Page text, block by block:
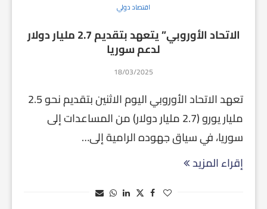
اقتصاد دولي
الاتحاد الأوروبي” يتعهد بتقديم 2.7 مليار دولار
لدعم سوريا
18/03/2025
تعهد الاتحاد الأوروبي اليوم الاثنين بتقديم نحو 2.5
مليار يورو (2.7 مليار دولار) من المساعدات إلى
سوريا، في سياق جهوده الرامية إلى…
إقراء المزيد